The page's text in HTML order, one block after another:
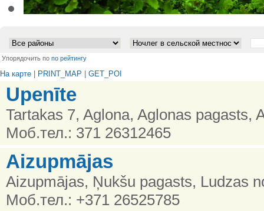
Упорядочить по по рейтингу
На карте PRINT_MAP GET_POI
Upenīte
Tartakas 7, Aglona, Aglonas pagasts,
Моб.тел.: 371 26312465
Aizupmājas
Aizupmājas, Ņukšu pagasts, Ludzas
Моб.тел.: +371 26525785